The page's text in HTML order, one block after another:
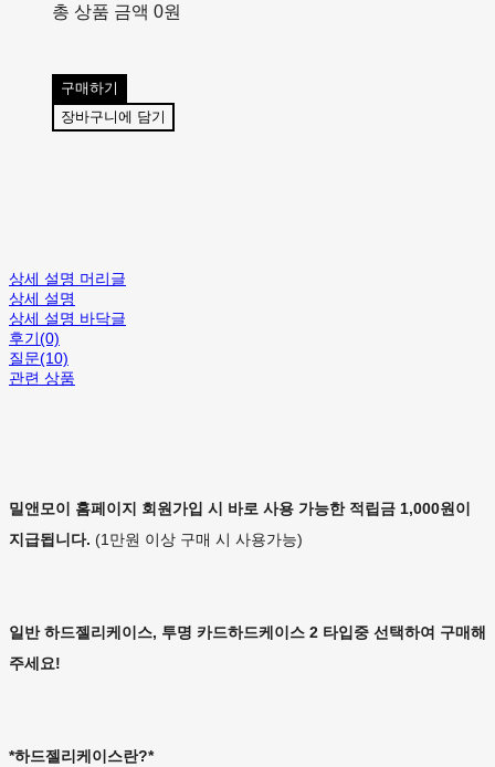
총 상품 금액 0원
구매하기
장바구니에 담기
상세 설명 머리글
상세 설명
상세 설명 바닥글
후기(0)
질문(10)
관련 상품
밀앤모이 홈페이지 회원가입 시 바로 사용 가능한 적립금 1,000원이
지급됩니다. (1만원 이상 구매 시 사용가능)
일반 하드젤리케이스, 투명 카드하드케이스 2 타입중 선택하여 구매해
주세요!
*하드젤리케이스란?*